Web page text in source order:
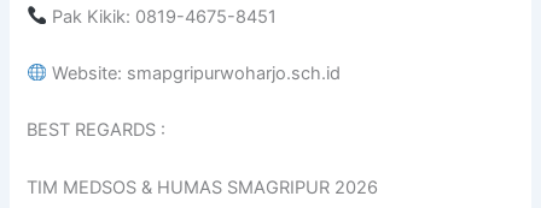
Pak Kikik: 0819-4675-8451
Website: smapgripurwoharjo.sch.id
BEST REGARDS :
TIM MEDSOS & HUMAS SMAGRIPUR 2026